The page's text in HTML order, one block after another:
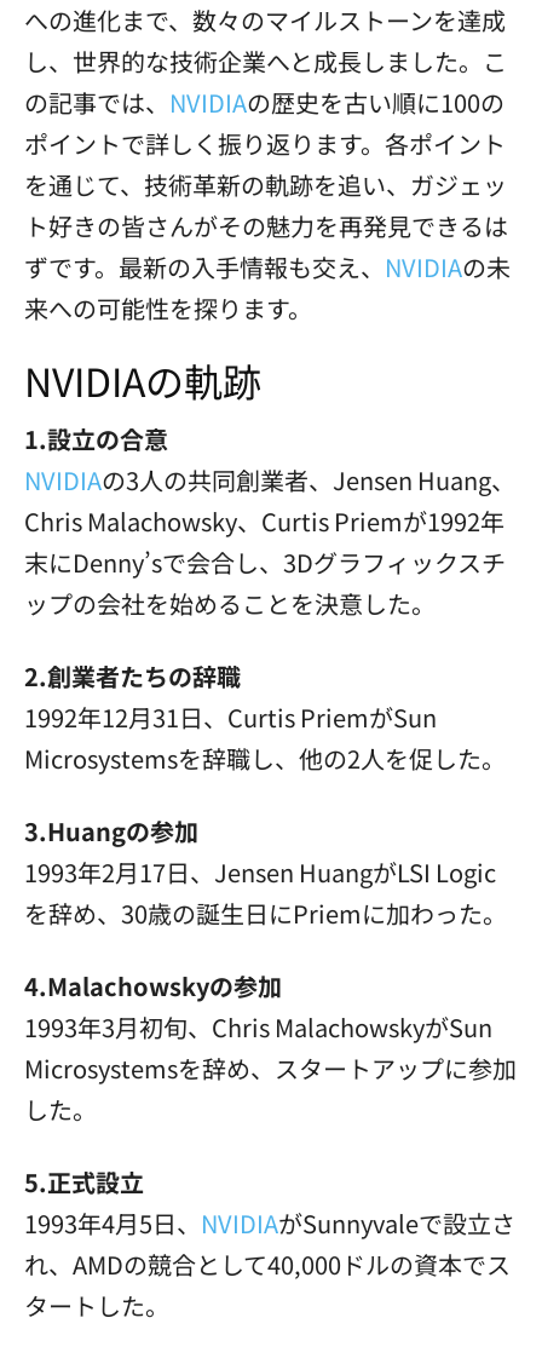
への進化まで、数々のマイルストーンを達成
し、世界的な技術企業へと成長しました。こ
の記事では、 NVIDIAの歴史を古い順に100の
ポイントで詳しく振り返ります。各ポイント
を通じて、技術革新の軌跡を追い、ガジェッ
ト好きの皆さんがその魅力を再発見できるは
ずです。最新の入手情報も交え、 NVIDIAの未
来への可能性を探ります。
NVIDIAの軌跡
1.設立の合意
NVIDIAの3人の共同創業者、Jensen Huang、
Chris Malachowsky、Curtis Priemが1992年
末にDenny’sで会合し、3Dグラフィックスチ
ップの会社を始めることを決意した。
2.創業者たちの辞職
1992年12月31日、Curtis PriemがSun
Microsystemsを辞職し、他の2人を促した。
3.Huangの参加
1993年2月17日、Jensen HuangがLSI Logic
を辞め、30歳の誕生日にPriemに加わった。
4.Malachowskyの参加
1993年3月初旬、Chris MalachowskyがSun
Microsystemsを辞め、スタートアップに参加
した。
5.正式設立
1993年4月5日、 NVIDIAがSunnyvaleで設立さ
れ、AMDの競合として40,000ドルの資本でス
タートした。